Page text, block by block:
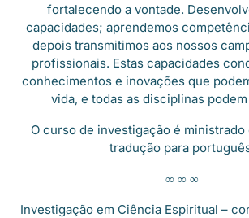
fortalecendo a vontade.
capacidades; aprendemos
depois transmitimos aos nossos
profissionais. Estas capacidades
conhecimentos e inovações que
vida, e todas as disciplinas
O curso de investigação é
tradução para
∞ ∞ ∞
Investigação em Ciência Espiritual –